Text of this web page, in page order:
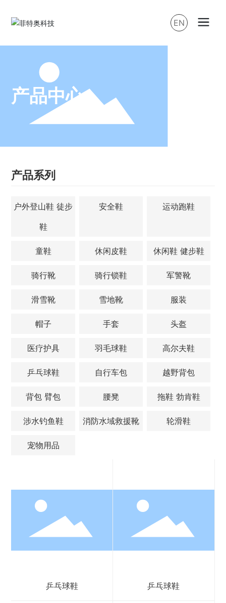
EN
产品中心
产品系列
户外登山鞋 徒步
鞋
安全鞋 运动跑鞋
童鞋 休闲皮鞋 休闲鞋 健步鞋
骑行靴 骑行锁鞋 军警靴
滑雪靴 雪地靴 服装
帽子 手套 头盔
医疗护具 羽毛球鞋 高尔夫鞋
乒乓球鞋 自行车包 越野背包
背包 臂包 腰凳 拖鞋 勃肯鞋
涉水钓鱼鞋 消防水域救援靴 轮滑鞋
宠物用品
乒乓球鞋 乒乓球鞋